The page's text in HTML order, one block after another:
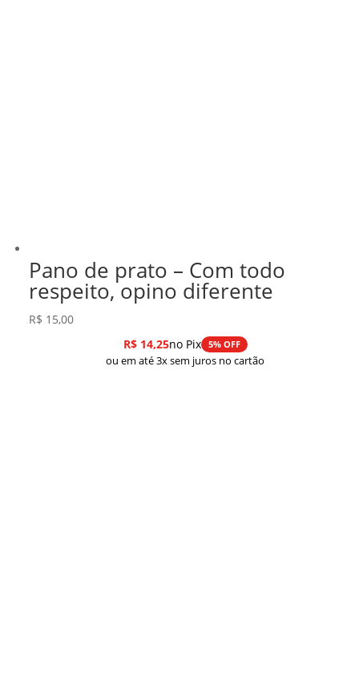
Pano de prato – Com todo
respeito, opino diferente
R$ 15,00
R$14,25no Pix 5% OFF
ou em até 3x sem juros no cartão